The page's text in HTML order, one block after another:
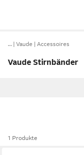
… Vaude Accessoires
Vaude Stirnbänder
1 Produkte